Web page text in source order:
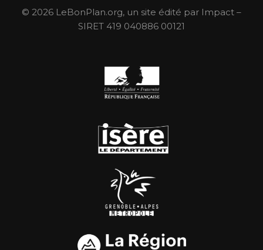
© 2026 LeBonPlan.org, un site édité par Impact –
SIRET 419 040886 00121